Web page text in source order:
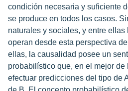
condición necesaria y suficiente
se produce en todos los casos.
naturales y sociales, y entre
operan desde esta perspectiva
ellas, la causalidad posee un
probabilístico que, en el mejor de
efectuar predicciones del tipo de